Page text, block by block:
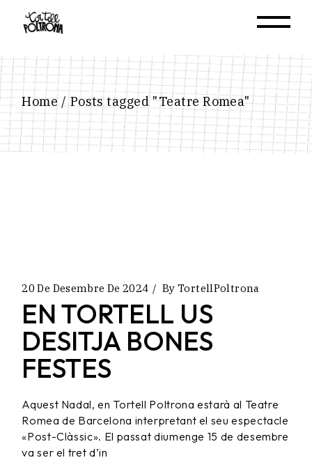
Home Posts tagged "Teatre Romea"
20 De Desembre De 2024 By TortellPoltrona
EN TORTELL US
DESITJA BONES
FESTES
Aquest Nadal, en Tortell Poltrona estarà al Teatre
Romea de Barcelona interpretant el seu espectacle
«Post-Clàssic». El passat diumenge 15 de desembre
va ser el tret d’in